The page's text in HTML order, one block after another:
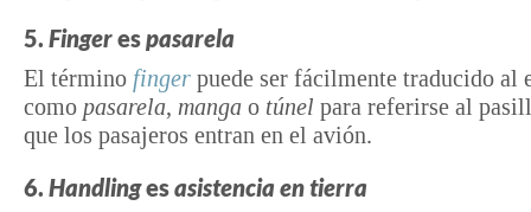
5. Fingerespasarela
El término finger puede ser fácilmente traducido al
como pasarela, manga o túnel para referirse al
que los pasajeros entran en el avión.
6. Handlingesasistencia en tierra